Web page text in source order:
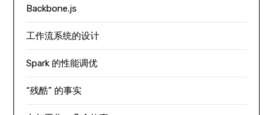
Backbone.js
工作流系统的设计
Spark 的性能调优
“残酷” 的事实